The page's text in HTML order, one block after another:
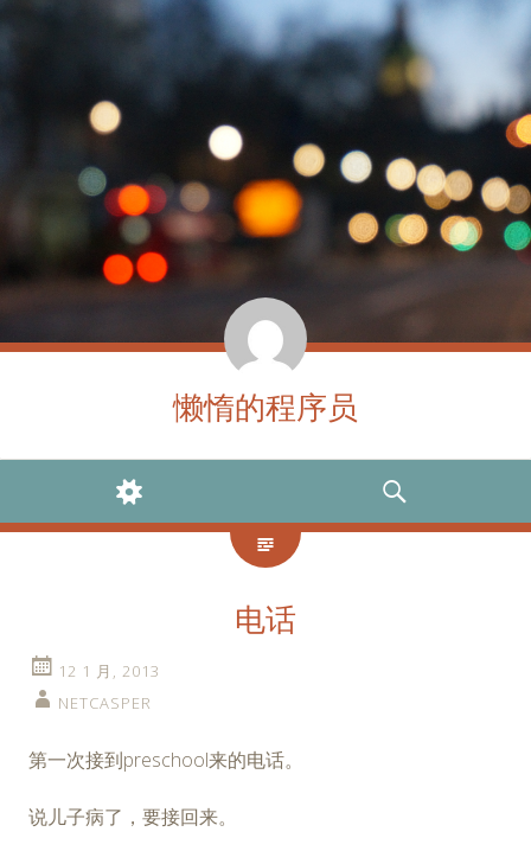
懒惰的程序员
WIDGETS
SEARCH
电话
12 1 月, 2013
NETCASPER
第一次接到preschool来的电话。
说儿子病了，要接回来。